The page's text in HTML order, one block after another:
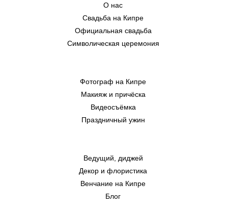
О нас
Свадьба на Кипре
Официальная свадьба
Символическая церемония
Фотограф на Кипре
Макияж и причёска
Видеосъёмка
Праздничный ужин
Ведущий, диджей
Декор и флористика
Венчание на Кипре
Блог